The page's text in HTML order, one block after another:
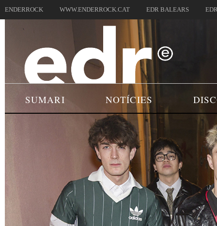
ENDERROCK WWW.ENDERROCK.CAT EDR BALEARS
SUMARI NOTÍCIES